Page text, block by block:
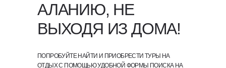
АЛАНИЮ, НЕ
ВЫХОДЯ ИЗ ДОМА!
ПОПРОБУЙТЕ НАЙТИ И ПРИОБРЕСТИ ТУРЫ НА
ОТДЫХ С ПОМОЩЬЮ УДОБНОЙ ФОРМЫ ПОИСКА НА